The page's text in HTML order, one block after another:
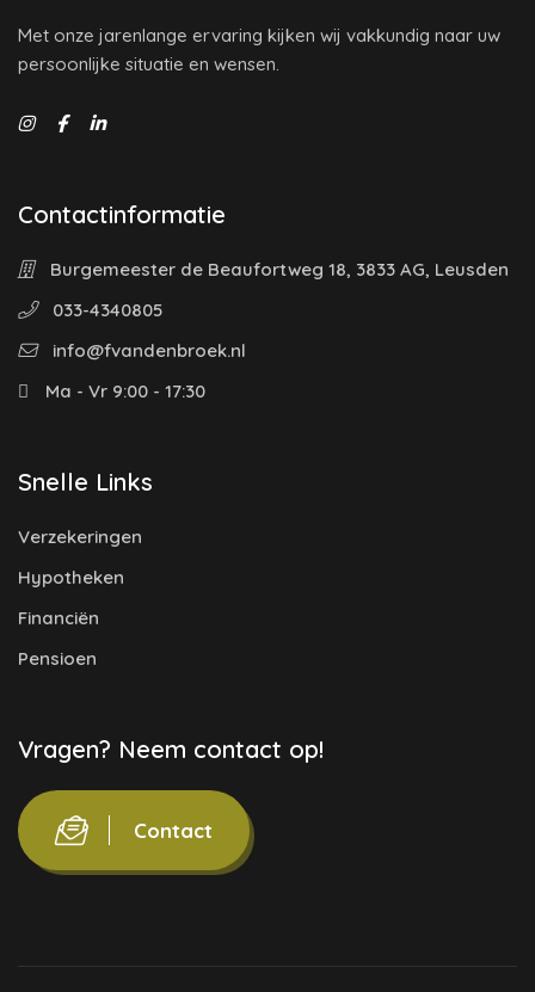
Met onze jarenlange ervaring kijken wij vakkundig naar uw
persoonlijke situatie en wensen.
Contactinformatie
Burgemeester de Beaufortweg 18, 3833 AG, Leusden
033-4340805
info@fvandenbroek.nl
Ma - Vr 9:00 - 17:30
Snelle Links
Verzekeringen
Hypotheken
Financiën
Pensioen
Vragen? Neem contact op!
Contact